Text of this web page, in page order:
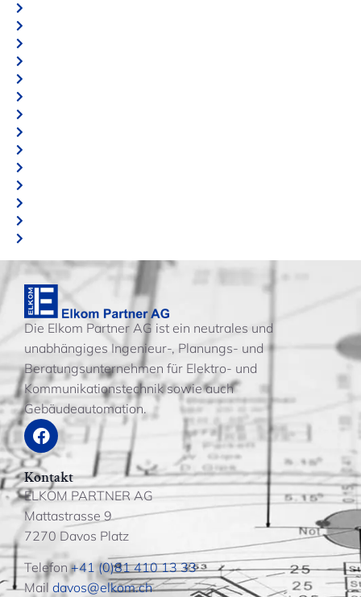
Die Elkom Partner AG ist ein neutrales und
unabhängiges Ingenieur-, Planungs- und
Beratungsunternehmen für Elektro- und
Kommunikationstechnik sowie auch
Gebäudeautomation.
Kontakt
ELKOM PARTNER AG
Mattastrasse 9
7270 Davos Platz
Telefon+41 (0)81 410 13 33
Mail davos@elkom.ch